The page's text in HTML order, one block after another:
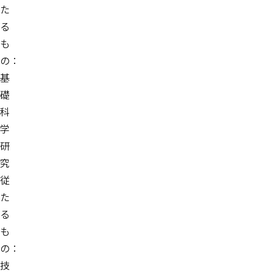
た
る
も
の：
基
礎
科
学
研
究
従
た
る
も
の：
技